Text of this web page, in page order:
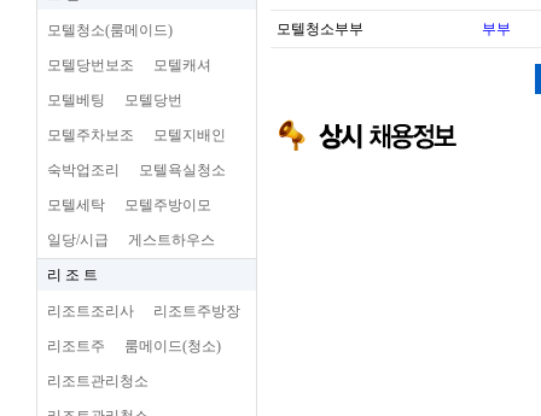
모텔청소(룸메이드)
모텔당번보조 모텔캐셔
모텔베팅 모텔당번
모텔주차보조 모텔지배인
숙박업조리 모텔욕실청소
모텔세탁 모텔주방이모
일당/시급 게스트하우스
리 조 트
리조트조리사 리조트주방장
리조트주 룸메이드(청소)
리조트관리청소
모텔청소부부 부부